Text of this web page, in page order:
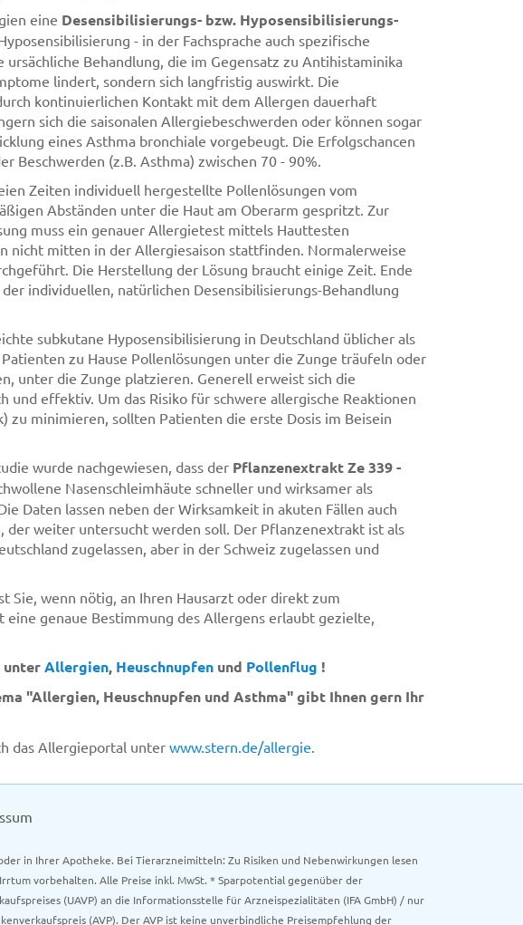
eine Desensibilisierungs- bzw. Hyposensibilisierungs-
- in der Fachsprache auch spezifische
Behandlung, die im Gegensatz zu Antihistaminika
lindert, sondern sich langfristig auswirkt. Die
kontinuierlichen Kontakt mit dem Allergen dauerhaft
sich die saisonalen Allergiebeschwerden oder können sogar
eines Asthma bronchiale vorgebeugt. Die Erfolgschancen
Beschwerden (z.B. Asthma) zwischen 70 - 90%.
Zeiten individuell hergestellte Pollenlösungen vom
Abständen unter die Haut am Oberarm gespritzt. Zur
muss ein genauer Allergietest mittels Hauttesten
nicht mitten in der Allergiesaison stattfinden. Normalerweise
Die Herstellung der Lösung braucht einige Zeit. Ende
individuellen, natürlichen Desensibilisierungs-Behandlung
subkutane Hyposensibilisierung in Deutschland üblicher als
zu Hause Pollenlösungen unter die Zunge träufeln oder
unter die Zunge platzieren. Generell erweist sich die
und effektiv. Um das Risiko für schwere allergische Reaktionen
zu minimieren, sollten Patienten die erste Dosis im Beisein
wurde nachgewiesen, dass der Pflanzenextrakt Ze 339 -
Nasenschleimhäute schneller und wirksamer als
Daten lassen neben der Wirksamkeit in akuten Fällen auch
weiter untersucht werden soll. Der Pflanzenextrakt ist als
zugelassen, aber in der Schweiz zugelassen und
Sie, wenn nötig, an Ihren Hausarzt oder direkt zum
genaue Bestimmung des Allergens erlaubt gezielte,
unterAllergien, Heuschnupfen und Pollenflug !
"Allergien, Heuschnupfen und Asthma" gibt Ihnen gern Ihr
das Allergieportal unterwww.stern.de/allergie.
in Ihrer Apotheke. Bei Tierarzneimitteln: Zu Risiken und Nebenwirkungen lesen
vorbehalten. Alle Preise inkl. MwSt. * Sparpotential gegenüber der
(UAVP) an die Informationsstelle für Arzneispezialitäten (IFA GmbH) / nur
(AVP). Der AVP ist keine unverbindliche Preisempfehlung der